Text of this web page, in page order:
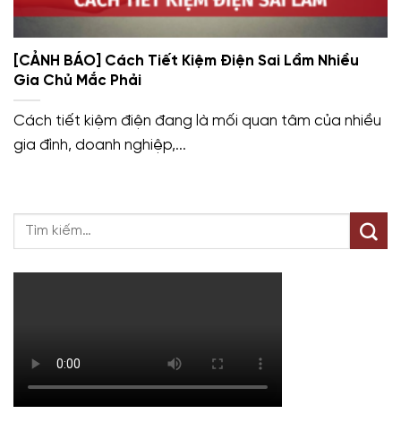
[CẢNH BÁO] Cách Tiết Kiệm Điện Sai Lầm Nhiều
Gia Chủ Mắc Phải
Cách tiết kiệm điện đang là mối quan tâm của nhiều
gia đình, doanh nghiệp,...